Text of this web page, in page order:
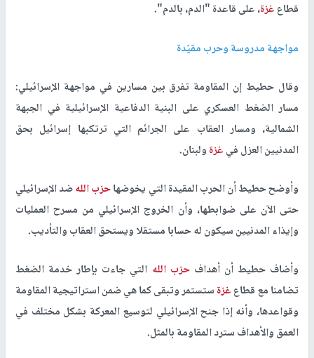
قطاعغزة، على قاعدة "الدم، بالدم".
مواجهة مدروسة وحرب مقيّدة
وقال حطيط إن المقاومة تفرق بين مسارين في مواجهة الإسرائيلي:
مسار الضغط العسكري على البنية الدفاعية الإسرائيلية في الجبهة
الشمالية، ومسار العقاب على الجرائم التي ترتكبها إسرائيل بحق
المدنيين العزل فيغزةولبنان.
وأوضح حطيط أن الحرب المقيدة التي يخوضهاحزب اللهضد الإسرائيلي
حتى الآن على ضوابطها، وأن الخروج الإسرائيلي من مسرح العمليات
وإيذاء المدنيين سيكون له حسابا مستقلا ويستحق العقاب والتأديب.
وأضاف حطيط أن أهدافحزب الله التي جاءت بإطار خدمة الضغط
تضامنا مع قطاعغزةستستمر وتبقى كما هي ضمن استراتيجية المقاومة
وقواعدها، وأنه إذا جنح الإسرائيلي لتوسيع المعركة بشكل مختلف في
العمق والأهداف سترد المقاومة بالمثل.